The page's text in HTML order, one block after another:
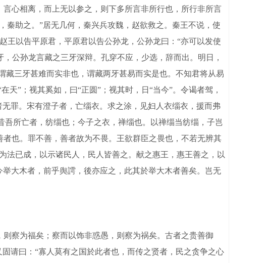
心相离，而上无以参之，则下多所言非所行也，所行非所言
助之。”居无几何，秦兴兵攻魏，赵欲救之。秦王不说，使
王以告平原君，平原君以告公孙龙，公孙龙曰：“亦可以发使
公孙龙言藏之三牙深辩。孔穿不应，少选，辞而出。明日，
藏三牙甚难而实非也，谓藏两牙甚易而实是也。不知君将从易
”；视其奚如，曰“正圆”；视其时，日“当今”。令谒者驾，
罪。宋有澄子者，亡缁衣。求之涂，见妇人衣缁衣，援而弗
所亡者，纺缁也；今子之衣，禅缁也。以禅缁当纺缁，子岂
也。罪不善，善者故为不畏。王欲群臣之畏也，不若无辨其
法已成，以示诸民人，民人皆善之。献之惠王，惠王善之，以
大木者，前乎舆謣，後亦应之，此其於举大木者善矣。岂无
察为福矣；察而以饰非惑愚，则察为祸矣。古者之贵善御
请曰：“寡人莫有之国於此者也，而传之贤者，民之贪争之心